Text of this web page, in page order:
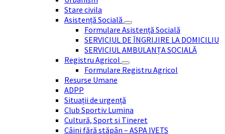
Stare civila
Asistență Socială
Formulare Asistență Socială
SERVICIUL DE ÎNGRIJIRE LA DOMICILIU
SERVICIUL AMBULANȚA SOCIALĂ
Registru Agricol
Formulare Registru Agricol
Resurse Umane
ADPP
Situații de urgență
Club Sportiv Lumina
Cultură, Sport si Tineret
Câini fără stăpân – ASPA IVETS